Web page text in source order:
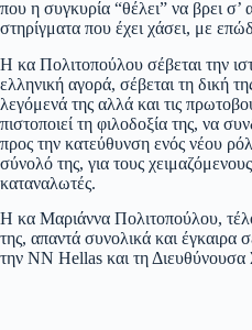
που η συγκυρία “θέλει” να βρει σ’
στηρίγματα που έχει χάσει, με
Η κα Πολιτοπούλου σέβεται την
ελληνική αγορά, σέβεται τη δική
λεγόμενά της αλλά και τις
πιστοποιεί τη φιλοδοξία της, να
προς την κατεύθυνση ενός νέου
σύνολό της, για τους
καταναλωτές.
Η κα Μαριάννα Πολιτοπούλου,
της, απαντά συνολικά και
την ΝΝ Hellas και τη Διευθύνουσα